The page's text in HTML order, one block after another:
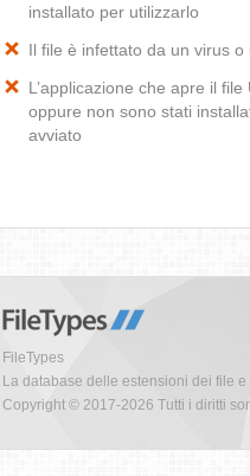
installato per utilizzarlo
Il file è infettato da un virus o
L’applicazione che apre il
oppure non sono stati
avviato
FileTypes
La database delle estensioni dei file e
Copyright © 2017-2026 Tutti i diritti